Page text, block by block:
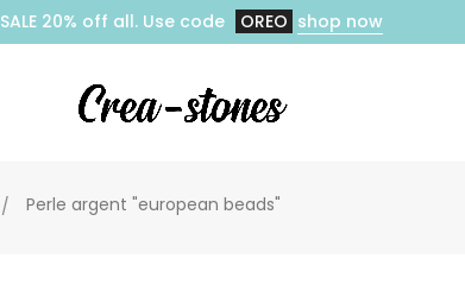
SALE 20% off all. Use code OREO shop now
Perle argent "european beads"